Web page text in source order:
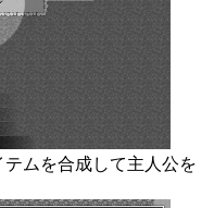
ムを合成して主人公を